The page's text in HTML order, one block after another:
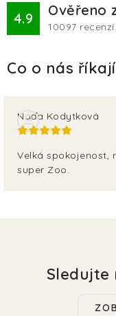
4.9 Ověřeno
10097 recenzí.
Naďa Kodytková
Velká spokojenost,
super Zoo.
Sledujte